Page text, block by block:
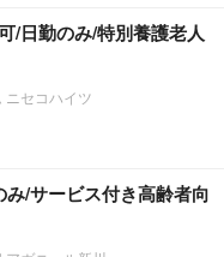
/日勤のみ/特別養護老人
ニセコハイツ
み/サービス付き高齢者向